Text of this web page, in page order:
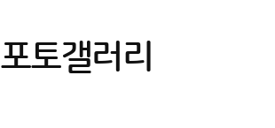
포토갤러리